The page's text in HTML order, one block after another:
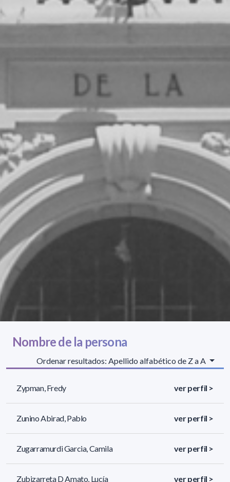
Nombre de la persona
Ordenar resultados: Apellido alfabético de Z a A
Zypman, Fredy ver perfil >
Zunino Abirad, Pablo ver perfil >
Zugarramurdi Garcia, Camila ver perfil >
Zubizarreta D Amato, Lucía ver perfil >